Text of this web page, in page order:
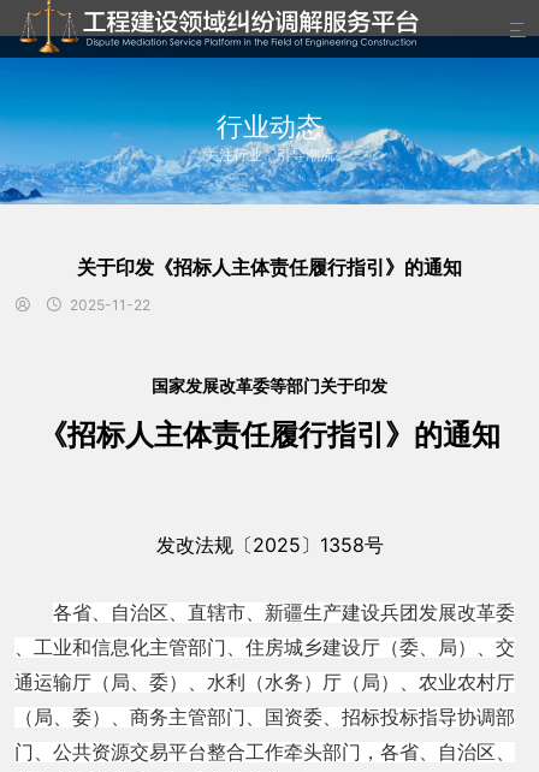

行业动态
关注行业，引导潮流
关于印发《招标人主体责任履行指引》的通知
  2025-11-22
国家发展改革委等部门关于印发
《招标人主体责任履行指引》的通知
发改法规〔2025〕1358号
各省、自治区、直辖市、新疆生产建设兵团发展改革委
、工业和信息化主管部门、住房城乡建设厅（委、局）、交
通运输厅（局、委）、水利（水务）厅（局）、农业农村厅
（局、委）、商务主管部门、国资委、招标投标指导协调部
门、公共资源交易平台整合工作牵头部门，各省、自治区、